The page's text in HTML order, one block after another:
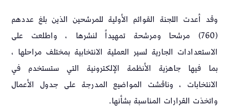
وقد أعدت اللجنة القوائم الأولية للمرشحين الذين بلغ عددهم
(760) مرشحا ومرشحة تمهيداً لنشرها ، واطلعت على
الاستعدادات الجارية لسير العملية الانتخابية بمختلف مراحلها ،
بما فيها جاهزية الأنظمة الإلكترونية التي ستستخدم في
الانتخابات ، وناقشت المواضيع المدرجة على جدول الأعمال
واتخذت القرارات المناسبة بشأنها.